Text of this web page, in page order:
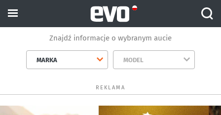
Znajdź informacje o wybranym aucie
MARKA MODEL
REKLAMA